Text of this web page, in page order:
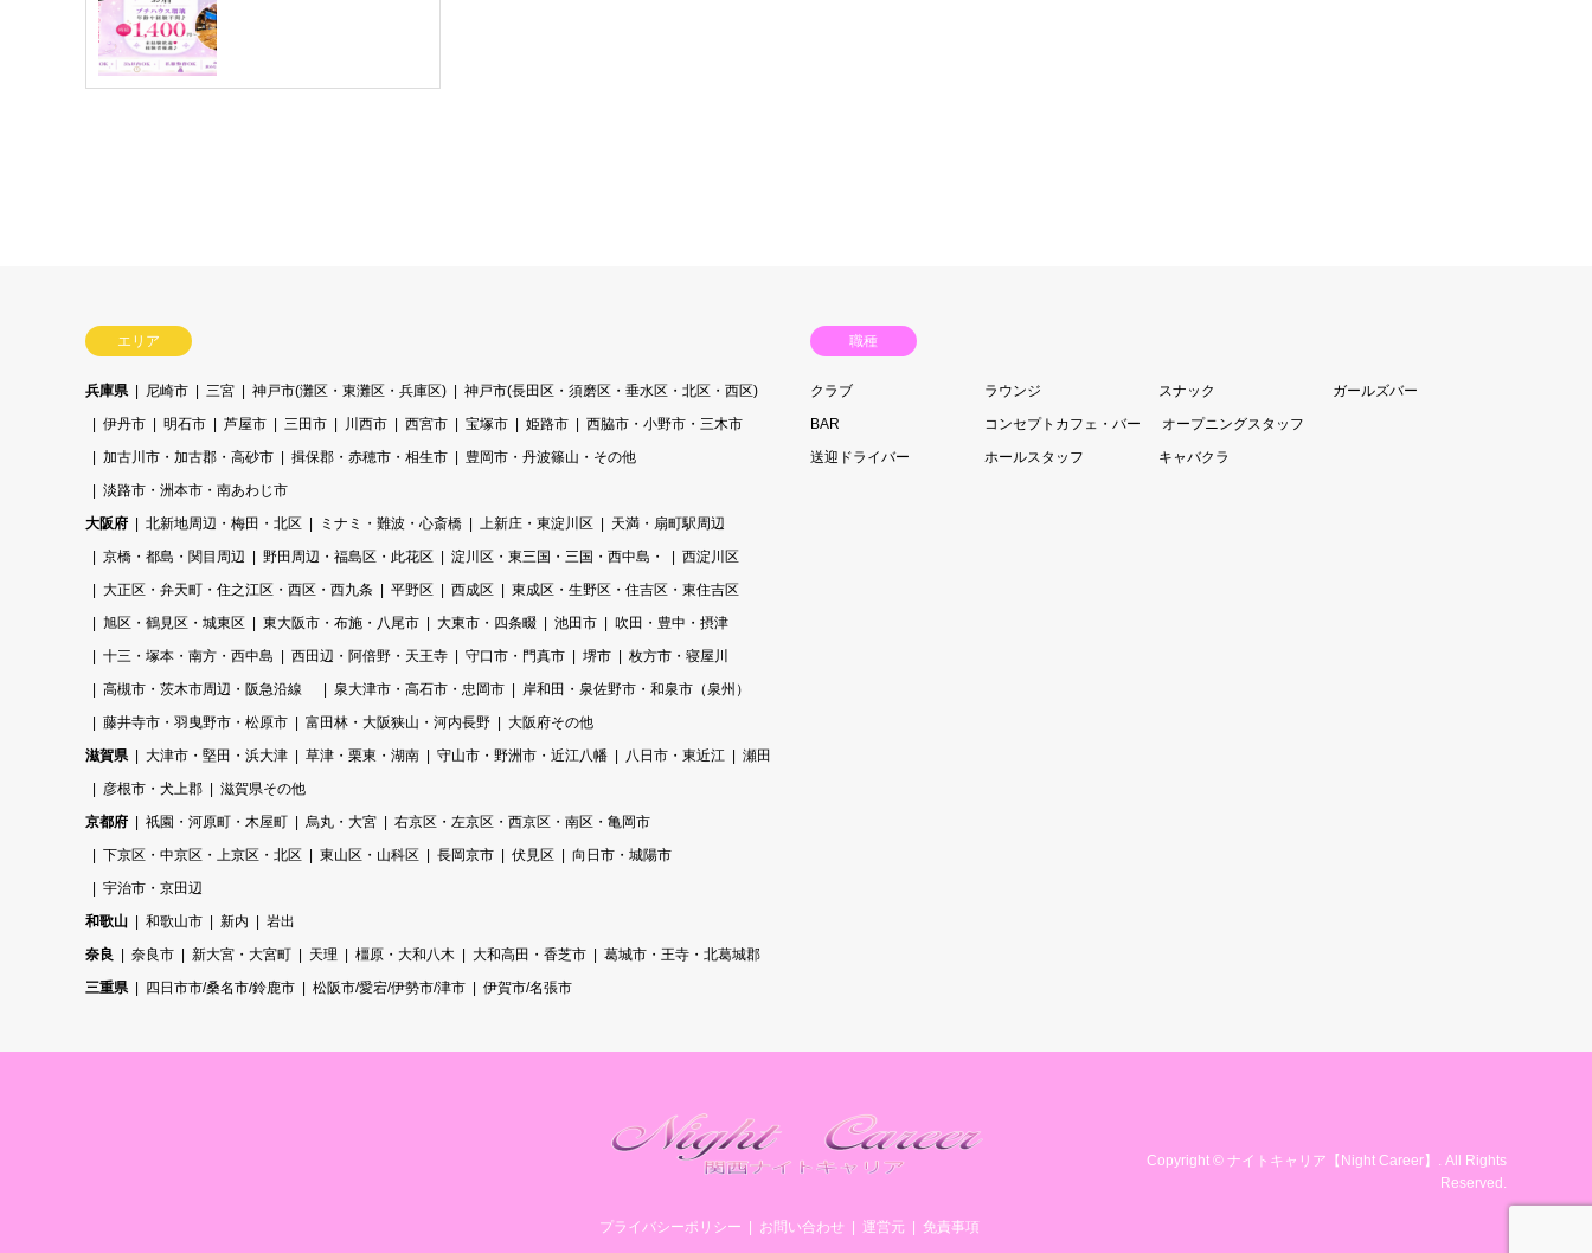
エリア
兵庫県 尼崎市 三宮 神戸市(灘区・東灘区・兵庫区)
神戸市(長田区・須磨区・垂水区・北区・西区)
伊丹市
明石市 芦屋市 三田市 川西市 西宮市 宝塚市 姫路市
西脇市・小野市・三木市
加古川市・加古郡・高砂市
揖保郡・赤穂市・相生市
豊岡市・丹波篠山・その他
淡路市・洲本市・南あわじ市
大阪府
北新地周辺・梅田・北区 ミナミ・難波・心斎橋 上新庄・東淀川区
天満・扇町駅周辺
京橋・都島・関目周辺
野田周辺・福島区・此花区 淀川区・東三国・三国・西中島・
西淀川区
大正区・弁天町・住之江区・西区・西九条
平野区 西成区
東成区・生野区・住吉区・東住吉区
旭区・鶴見区・城東区
東大阪市・布施・八尾市 大東市・四条畷 池田市
吹田・豊中・摂津
十三・塚本・南方・西中島
西田辺・阿倍野・天王寺 守口市・門真市 堺市
枚方市・寝屋川
高槻市・茨木市周辺・阪急沿線
泉大津市・高石市・忠岡市
岸和田・泉佐野市・和泉市（泉州）
藤井寺市・羽曳野市・松原市
富田林・大阪狭山・河内長野
大阪府その他
滋賀県
大津市・堅田・浜大津 草津・栗東・湖南 守山市・野洲市・近江八幡 八日市・東近江
瀬田
彦根市・犬上郡
滋賀県その他
京都府
祇園・河原町・木屋町 烏丸・大宮
右京区・左京区・西京区・南区・亀岡市
下京区・中京区・上京区・北区
東山区・山科区 長岡京市 伏見区
向日市・城陽市
宇治市・京田辺
和歌山
和歌山市 新内
岩出
奈良
奈良市 新大宮・大宮町 天理 橿原・大和八木 大和高田・香芝市
葛城市・王寺・北葛城郡
三重県
四日市市/桑名市/鈴鹿市 松阪市/愛宕/伊勢市/津市 伊賀市/名張市
職種
クラブ ラウンジ スナック
ガールズバー
BAR
コンセプトカフェ・バー
オープニングスタッフ
送迎ドライバー
ホールスタッフ キャバクラ
プライバシーポリシー お問い合わせ 運営元 免責事項
Copyright © ナイトキャリア【Night Career】 . All Rights
Reserved.